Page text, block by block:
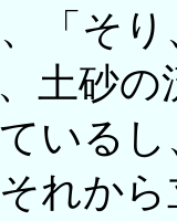
「そ
、土砂
いる
れか